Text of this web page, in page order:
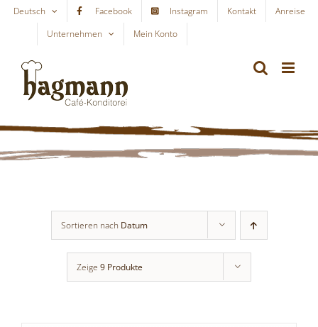
Skip
content
Deutsch Facebook Instagram Kontakt
Anreise
Unternehmen
Mein Konto
Sortieren nach Datum
Zeige 9 Produkte